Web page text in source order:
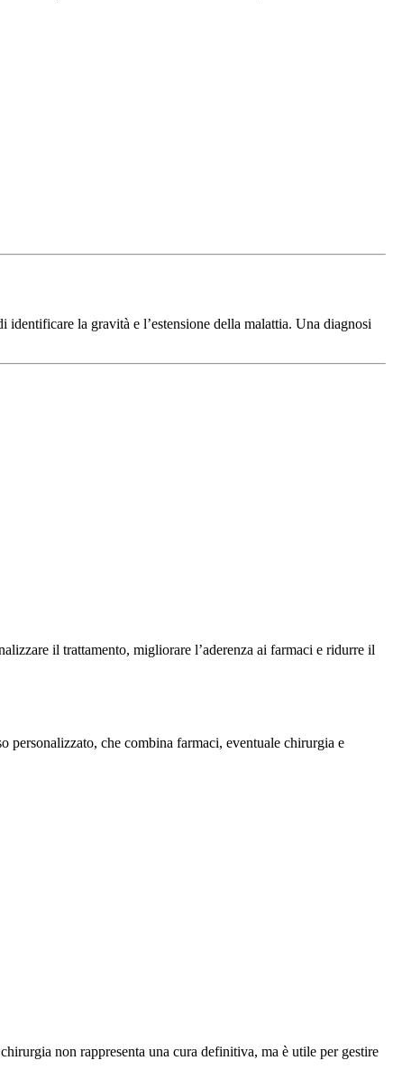
la gravità e l’estensione della malattia. Una diagnosi
il trattamento, migliorare l’aderenza ai farmaci e ridurre il
personalizzato, che combina farmaci, eventuale chirurgia e
non rappresenta una cura definitiva, ma è utile per gestire